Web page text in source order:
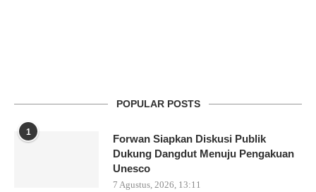
POPULAR POSTS
1
Forwan Siapkan Diskusi Publik
Dukung Dangdut Menuju Pengakuan
Unesco
7 Agustus, 2026, 13:11